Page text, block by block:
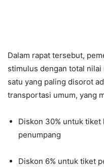
Dalam rapat tersebut,
stimulus dengan total
satu yang paling disorot
transportasi umum, yang
Diskon 30% untuk
penumpang
Diskon 6% untuk tiket